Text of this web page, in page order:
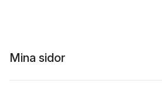
Mina sidor